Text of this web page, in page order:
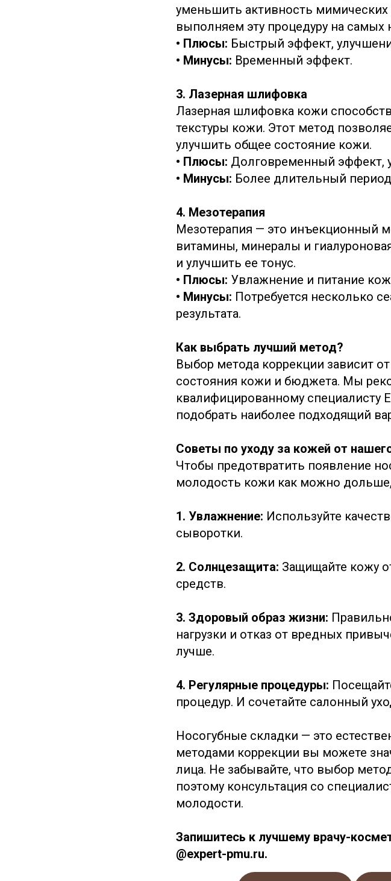
уменьшить активность
выполняем эту процедуру на
• Плюсы: Быстрый эффект,
• Минусы: Временный эффект.
3. Лазерная шлифовка
Лазерная шлифовка кожи
текстуры кожи. Этот метод
улучшить общее состояние кожи.
• Плюсы: Долговременный эффект,
• Минусы: Более длительный
4. Мезотерапия
Мезотерапия — это инъекционный
витамины, минералы и
и улучшить ее тонус.
• Плюсы: Увлажнение и питание
• Минусы: Потребуется несколько
результата.
Как выбрать лучший метод?
Выбор метода коррекции зависит
состояния кожи и бюджета. Мы
квалифицированному специалисту
подобрать наиболее подходящий
Советы по уходу за кожей от
Чтобы предотвратить появление
молодость кожи как можно
1. Увлажнение: Используйте
сыворотки.
2. Солнцезащита: Защищайте кожу
средств.
3. Здоровый образ жизни:
нагрузки и отказ от вредных
лучше.
4. Регулярные процедуры:
процедур. И сочетайте салонный
Носогубные складки — это
методами коррекции вы можете
лица. Не забывайте, что выбор
поэтому консультация со
молодости.
Запишитесь к лучшему врачу-
@expert-pmu.ru.